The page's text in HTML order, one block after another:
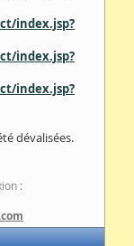
index.jsp?
index.jsp?
index.jsp?
dévalisées.
: